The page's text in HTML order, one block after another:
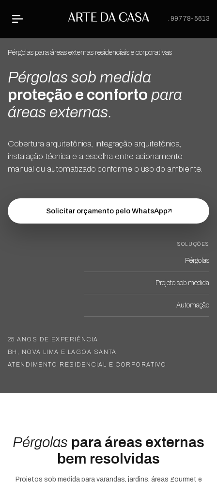
31 99778-5613
Pérgolas para áreas externas residenciais e corporativas
Pérgolas sob medida
proteção e conforto para
áreas externas.
Cobertura arquitetônica, integração arquitetônica,
instalação técnica e a escolha entre acionamento
manual ou automatizado conforme o uso do ambiente.
Solicitar orçamento pelo WhatsApp
SOLUÇÕES
Pérgolas
Projeto sob medida
Automação
25 ANOS DE EXPERIÊNCIA
BH, NOVA LIMA E LAGOA SANTA
ATENDIMENTO RESIDENCIAL E CORPORATIVO
Pérgolas para áreas externas
bem resolvidas
Projetos sob medida para varandas, jardins, áreas gourmet e